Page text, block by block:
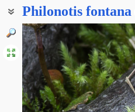
Philonotis fontana